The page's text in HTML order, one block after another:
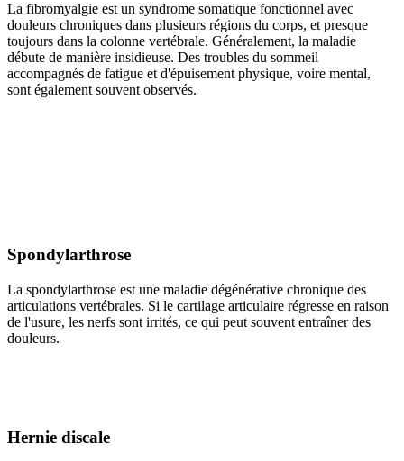
La fibromyalgie est un syndrome somatique fonctionnel avec
douleurs chroniques dans plusieurs régions du corps, et presque
toujours dans la colonne vertébrale. Généralement, la maladie
débute de manière insidieuse. Des troubles du sommeil
accompagnés de fatigue et d'épuisement physique, voire mental,
sont également souvent observés.
Spondylarthrose
La spondylarthrose est une maladie dégénérative chronique des
articulations vertébrales. Si le cartilage articulaire régresse en raison
de l'usure, les nerfs sont irrités, ce qui peut souvent entraîner des
douleurs.
Hernie discale